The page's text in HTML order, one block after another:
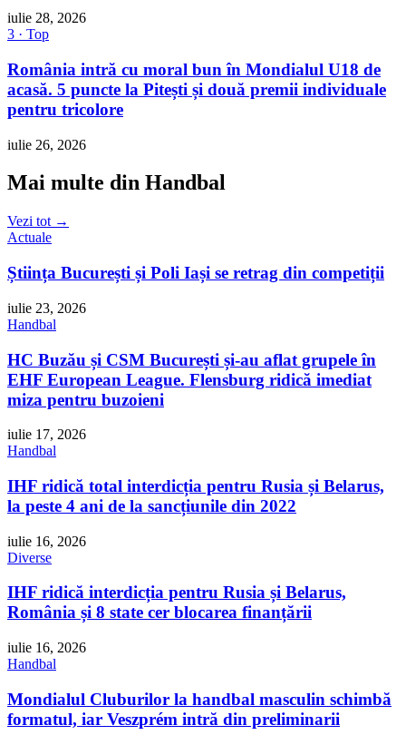
iulie 28, 2026
3 · Top
România intră cu moral bun în Mondialul U18 de
acasă. 5 puncte la Pitești și două premii individuale
pentru tricolore
iulie 26, 2026
Mai multe din Handbal
Vezi tot →
Actuale
Știința București și Poli Iași se retrag din competiții
iulie 23, 2026
Handbal
HC Buzău și CSM București și-au aflat grupele în
EHF European League. Flensburg ridică imediat
miza pentru buzoieni
iulie 17, 2026
Handbal
IHF ridică total interdicția pentru Rusia și Belarus,
la peste 4 ani de la sancțiunile din 2022
iulie 16, 2026
Diverse
IHF ridică interdicția pentru Rusia și Belarus,
România și 8 state cer blocarea finanțării
iulie 16, 2026
Handbal
Mondialul Cluburilor la handbal masculin schimbă
formatul, iar Veszprém intră din preliminarii